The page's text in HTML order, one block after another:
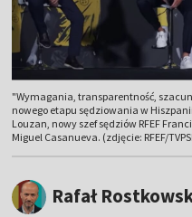
"Wymagania, transparentność,
nowego etapu sędziowania w
Louzan, nowy szef sędziów RFEF
Miguel Casanueva. (zdjęcie: RFEF/
Rafał